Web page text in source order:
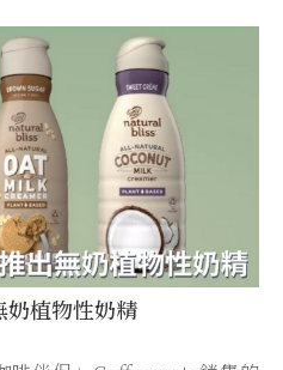
奶植物性奶精